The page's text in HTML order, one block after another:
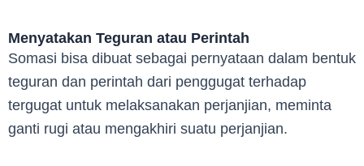
Menyatakan Teguran atau Perintah
Somasi bisa dibuat sebagai pernyataan dalam bentuk
teguran dan perintah dari penggugat terhadap
tergugat untuk melaksanakan perjanjian, meminta
ganti rugi atau mengakhiri suatu perjanjian.